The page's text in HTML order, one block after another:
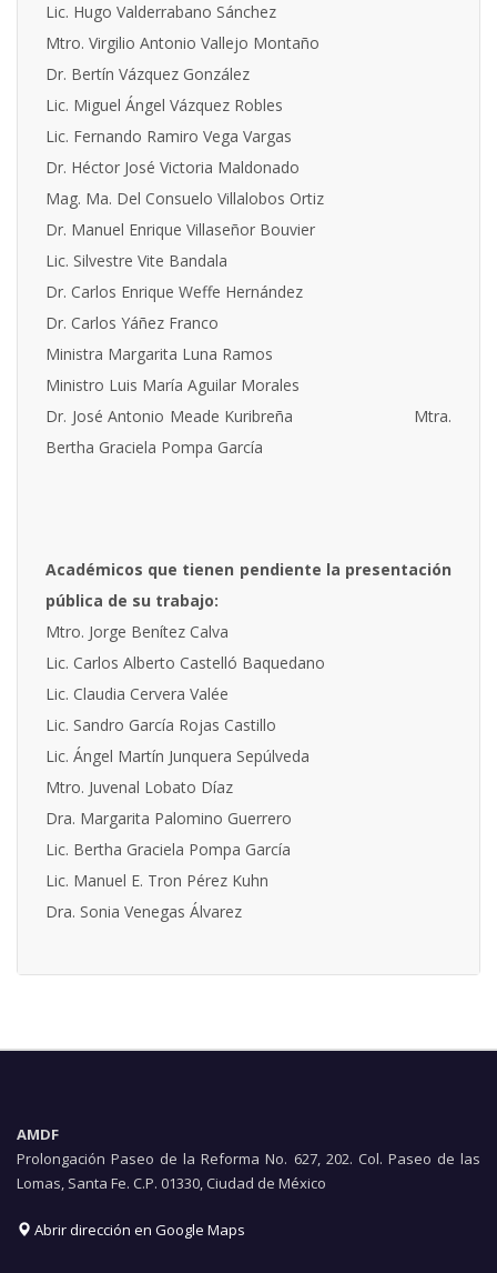
Lic. Hugo Valderrabano Sánchez
Mtro. Virgilio Antonio Vallejo Montaño
Dr. Bertín Vázquez González
Lic. Miguel Ángel Vázquez Robles
Lic. Fernando Ramiro Vega Vargas
Dr. Héctor José Victoria Maldonado
Mag. Ma. Del Consuelo Villalobos Ortiz
Dr. Manuel Enrique Villaseñor Bouvier
Lic. Silvestre Vite Bandala
Dr. Carlos Enrique Weffe Hernández
Dr. Carlos Yáñez Franco
Ministra Margarita Luna Ramos
Ministro Luis María Aguilar Morales
Dr. José Antonio Meade Kuribreña
Mtra.
Bertha Graciela Pompa García
Académicos que tienen pendiente la presentación
pública de su trabajo:
Mtro. Jorge Benítez Calva
Lic. Carlos Alberto Castelló Baquedano
Lic. Claudia Cervera Valée
Lic. Sandro García Rojas Castillo
Lic. Ángel Martín Junquera Sepúlveda
Mtro. Juvenal Lobato Díaz
Dra. Margarita Palomino Guerrero
Lic. Bertha Graciela Pompa García
Lic. Manuel E. Tron Pérez Kuhn
Dra. Sonia Venegas Álvarez
AMDF
Prolongación Paseo de la Reforma No. 627, 202. Col. Paseo de las
Lomas, Santa Fe. C.P. 01330, Ciudad de México
Abrir dirección en Google Maps